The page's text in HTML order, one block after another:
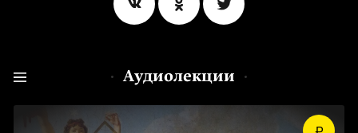
Аудиолекции